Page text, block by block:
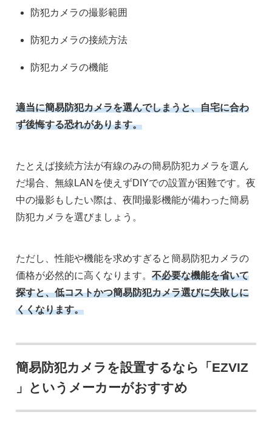
防犯カメラの撮影範囲
防犯カメラの接続方法
防犯カメラの機能
適当に簡易防犯カメラを選んでしまうと、自宅に合わ
ず後悔する恐れがあります。
たとえば接続方法が有線のみの簡易防犯カメラを選ん
だ場合、無線LANを使えずDIYでの設置が困難です。夜
中の撮影もしたい際は、夜間撮影機能が備わった簡易
防犯カメラを選びましょう。
ただし、性能や機能を求めすぎると簡易防犯カメラの
価格が必然的に高くなります。不必要な機能を省いて
探すと、低コストかつ簡易防犯カメラ選びに失敗しに
くくなります。
簡易防犯カメラを設置するなら「EZVIZ
」というメーカーがおすすめ